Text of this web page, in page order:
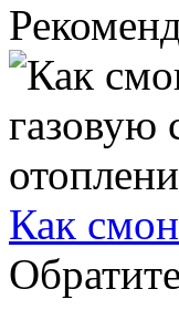
Как